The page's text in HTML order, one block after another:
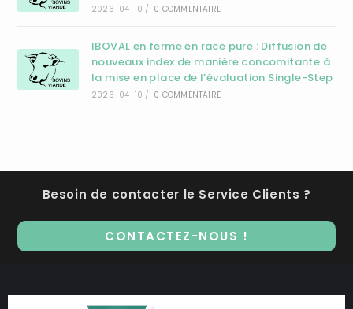
2026-04-10 / 0 COMMENTAIRE
IBOVAL en ferme en race pure : Diffusion de
nouveaux index de manière concomitante à
la mise en place de l’évaluation Single-Step
2026-04-10 / 0 COMMENTAIRE
Besoin de contacter le Service Clients ?
CONTACTEZ-NOUS !